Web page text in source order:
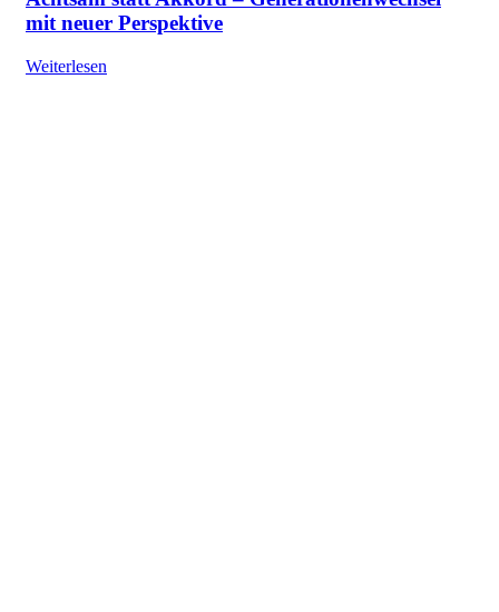
mit neuer Perspektive
Weiterlesen